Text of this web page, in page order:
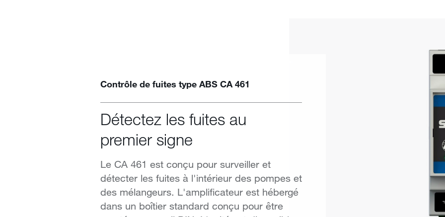
Contrôle de fuites type ABS CA 461
Détectez les fuites au
premier signe
Le CA 461 est conçu pour surveiller et
détecter les fuites à l'intérieur des pompes et
des mélangeurs. L'amplificateur est hébergé
dans un boîtier standard conçu pour être